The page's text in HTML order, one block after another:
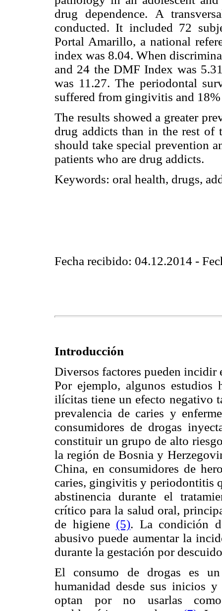
drug dependence. A
conducted. It included 72
Portal Amarillo, a national
index was 8.04. When
and 24 the DMF Index was
was 11.27. The periodontal
suffered from gingivitis and
The results showed a greater
drug addicts than in the rest of
should take special prevention
patients who are drug addicts.
Keywords: oral health, drugs,
Fecha recibido: 04.12.2014 -
Introducción
Diversos factores pueden incidir
Por ejemplo, algunos estudios
ilícitas tiene un efecto negativo
prevalencia de caries y
consumidores de drogas
constituir un grupo de alto
la región de Bosnia y
China, en consumidores de
caries, gingivitis y periodontitis
abstinencia durante el
crítico para la salud oral,
de higiene (5). La condición
abusivo puede aumentar la
durante la gestación por
El consumo de drogas es
humanidad desde sus inicios
optan por no usarlas